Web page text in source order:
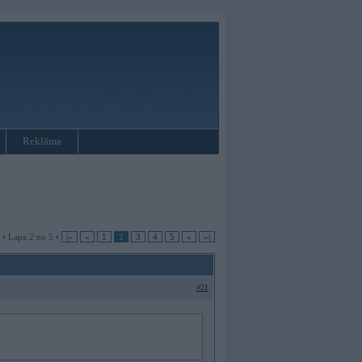
Reklāma
Lapa 2 no 5 • |« « 1 2 3 4 5 » »|
#21